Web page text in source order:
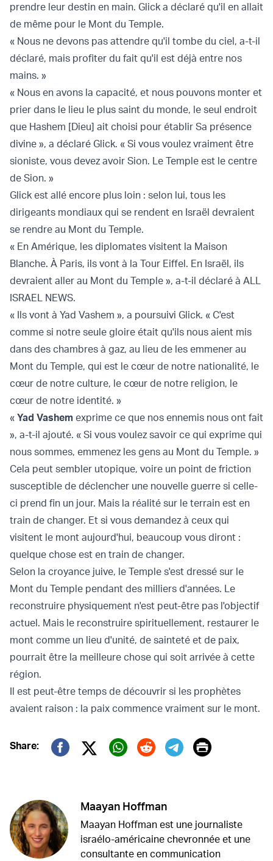
prendre leur destin en main. Glick a déclaré qu'il en allait
de même pour le Mont du Temple.
« Nous ne devons pas attendre qu'il tombe du ciel, a-t-il
déclaré, mais profiter du fait qu'il est déjà entre nos
mains. »
« Nous en avons la capacité, et nous pouvons monter et
prier dans le lieu le plus saint du monde, le seul endroit
que Hashem [Dieu] ait choisi pour établir Sa présence
divine », a déclaré Glick. « Si vous voulez vraiment être
sioniste, vous devez avoir Sion. Le Temple est le centre
de Sion. »
Glick est allé encore plus loin : selon lui, tous les
dirigeants mondiaux qui se rendent en Israël devraient
se rendre au Mont du Temple.
« En Amérique, les diplomates visitent la Maison
Blanche. À Paris, ils vont à la Tour Eiffel. En Israël, ils
devraient aller au Mont du Temple », a-t-il déclaré à ALL
ISRAEL NEWS.
« Ils vont à Yad Vashem », a poursuivi Glick. « C'est
comme si notre seule gloire était qu'ils nous aient mis
dans des chambres à gaz, au lieu de les emmener au
Mont du Temple, qui est le cœur de notre nationalité, le
cœur de notre culture, le cœur de notre religion, le
cœur de notre identité. »
« Yad Vashem exprime ce que nos ennemis nous ont fait
», a-t-il ajouté. « Si vous voulez savoir ce qui exprime qui
nous sommes, emmenez les gens au Mont du Temple. »
Cela peut sembler utopique, voire un point de friction
susceptible de déclencher une nouvelle guerre si celle-
ci prend fin un jour. Mais la réalité sur le terrain est en
train de changer. Et si vous demandez à ceux qui
visitent le mont aujourd'hui, beaucoup vous diront :
quelque chose est en train de changer.
Selon la croyance juive, le Temple s'est dressé sur le
Mont du Temple pendant des milliers d'années. Le
reconstruire physiquement n'est peut-être pas l'objectif
actuel. Mais le reconstruire spirituellement, restaurer le
mont comme un lieu d'unité, de sainteté et de paix,
pourrait être la meilleure chose qui soit arrivée à cette
région.
Il est peut-être temps de découvrir si les prophètes
avaient raison : la paix commence vraiment sur le mont.
Share:
Twitter (X)
Print
Maayan Hoffman
Maayan Hoffman est une journaliste
israélo-américaine chevronnée et une
consultante en communication